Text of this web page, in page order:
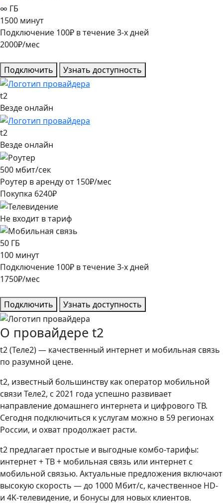
∞ ГБ
1500 минут
Подключение 100₽ в течение3-х дней
2000₽/мес
Подключить Узнать доступность
t2
Везде онлайн
t2
Везде онлайн
500 мбит/сек
Роутер в аренду от 150₽/мес
Покупка 6240₽
Не входит в тариф
50 ГБ
100 минут
Подключение 100₽ в течение3-х дней
1750₽/мес
Подключить Узнать доступность
О провайдере t2
t2 (Теле2) — качественный интернет и мобильная связь
по разумной цене.
t2, известный большинству как оператор мобильной
связи Теле2, с 2021 года успешно развивает
направление домашнего интернета и цифрового ТВ.
Сегодня подключиться к услугам можно в 59 регионах
России, и охват продолжает расти.
t2 предлагает простые и выгодные комбо-тарифы:
интернет + ТВ + мобильная связь или интернет с
мобильной связью. Актуальные предложения включают
высокую скорость — до 1000 Мбит/с, качественное HD-
и 4K-телевидение, и бонусы для новых клиентов.